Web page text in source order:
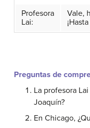
Profesora
Lai:
Vale,
Preguntas de
La profesora
Joaquín?
En Chicago,